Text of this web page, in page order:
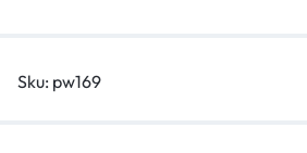
quantity
Sku: pw169